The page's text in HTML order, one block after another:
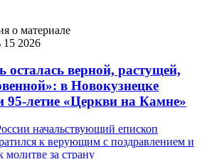
о материале
2026
осталась верной, растущей,
в Новокузнецке
95-летие «Церкви на Камне»